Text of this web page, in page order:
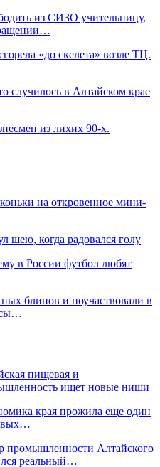
из СИЗО учительницу,
«до скелета» возле ТЦ.
случилось в Алтайском крае
из лихих 90-х.
на откровенное мини-
шею, когда радовался голу
в России футбол любят
блинов и поучаствовали в
пищевая и
ищет новые ниши
края прожила еще один
промышленности Алтайского
реальный…